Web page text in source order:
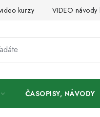
kurzy VIDEO návody
ČASOPISY, NÁVODY